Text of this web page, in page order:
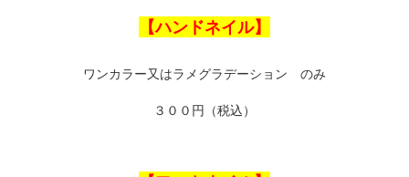
【ハンドネイル】
ワンカラー又はラメグラデーション のみ
３００円（税込）